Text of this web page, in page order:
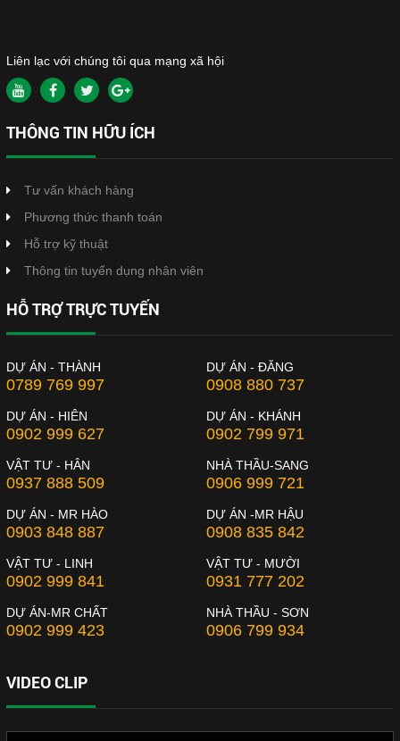
Liên lạc với chúng tôi qua mạng xã hội
THÔNG TIN HỮU ÍCH
Tư vấn khách hàng
Phương thức thanh toán
Hỗ trợ kỹ thuật
Thông tin tuyển dụng nhân viên
HỖ TRỢ TRỰC TUYẾN
DỰ ÁN - THÀNH
0789 769 997
DỰ ÁN - ĐĂNG
0908 880 737
DỰ ÁN - HIÊN
0902 999 627
DỰ ÁN - KHÁNH
0902 799 971
VẬT TƯ - HÂN
0937 888 509
NHÀ THẦU-SANG
0906 999 721
DỰ ÁN - MR HÀO
0903 848 887
DỰ ÁN -MR HẬU
0908 835 842
VẬT TƯ - LINH
0902 999 841
VẬT TƯ - MƯỜI
0931 777 202
DỰ ÁN-MR CHẤT
0902 999 423
NHÀ THẦU - SƠN
0906 799 934
VIDEO CLIP